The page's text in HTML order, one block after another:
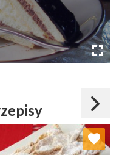
Dodaj do ulubionych
Wybierz listę: